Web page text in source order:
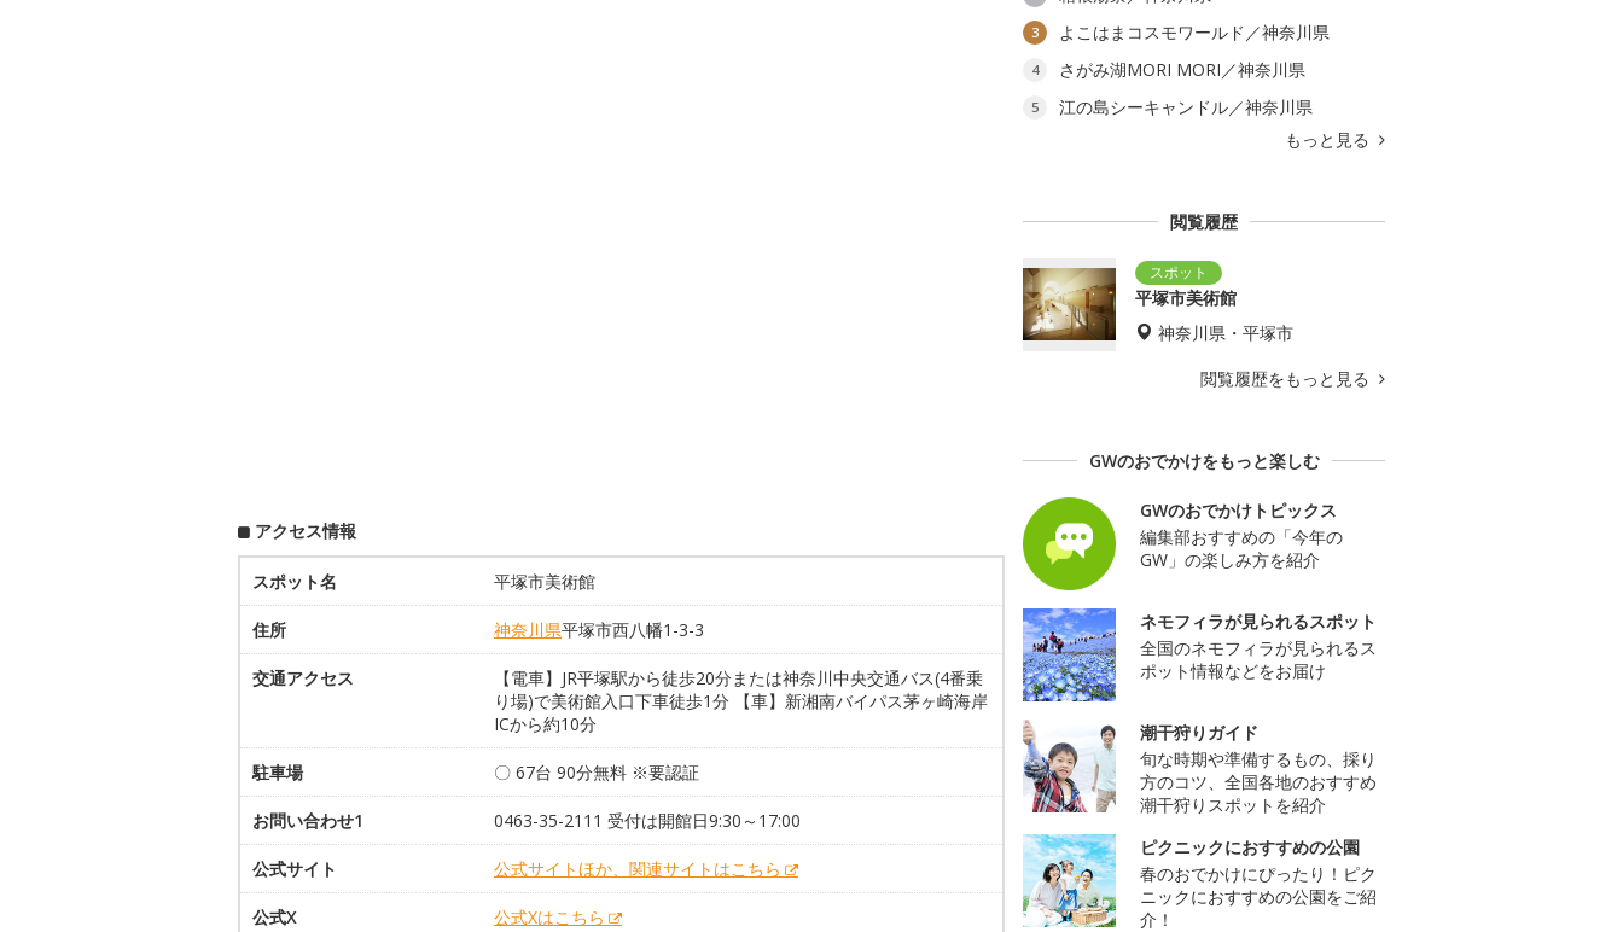
アクセス情報
スポット名 平塚市美術館
住所 神奈川県平塚市西八幡1-3-3
交通アクセス
【電車】JR平塚駅から徒歩20分または神奈川中央交通バス(4番乗
り場)で美術館入口下車徒歩1分 【車】新湘南バイパス茅ヶ崎海岸
ICから約10分
駐車場 〇 67台 90分無料 ※要認証
お問い合わせ1 0463-35-2111 受付は開館日9:30～17:00
公式サイト 公式サイトほか、関連サイトはこちら
公式X 公式Xはこちら
3 よこはまコスモワールド／神奈川県
4 さがみ湖MORI MORI／神奈川県
5
江の島シーキャンドル／神奈川県
もっと見る
閲覧履歴
平塚市美術館
神奈川県・平塚市
閲覧履歴をもっと見る
GWのおでかけをもっと楽しむ
GWのおでかけトピックス
編集部おすすめの「今年の
GW」の楽しみ方を紹介
ネモフィラが見られるスポット
全国のネモフィラが見られるス
ポット情報などをお届け
潮干狩りガイド
旬な時期や準備するもの、採り
方のコツ、全国各地のおすすめ
潮干狩りスポットを紹介
ピクニックにおすすめの公園
春のおでかけにぴったり！ピク
ニックにおすすめの公園をご紹
介！